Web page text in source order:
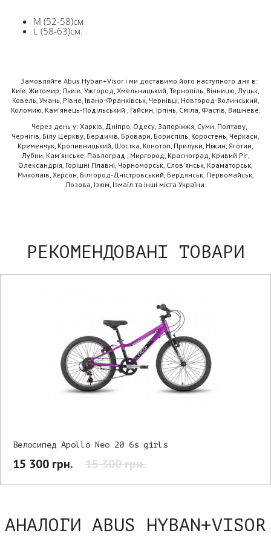
М (52-58)cм
L (58-63)см.
Замовляйте Abus Hyban+Visor і ми доставимо його наступного дня в:
Київ, Житомир, Львів, Ужгород, Хмельницький, Тернопіль, Вінницю, Луцьк,
Ковель, Умань, Рівне, Івано-Франківськ, Чернівці, Новгород-Волинський,
Коломию, Кам'янець-Подільський , Гайсин, Ірпінь, Сміла, Фастів, Вишневе.
Через день у: Харків, Дніпро, Одесу, Запоріжжя, Суми, Полтаву,
Чернігів, Білу Церкву, Бердичів, Бровари, Бориспіль, Коростень, Черкаси,
Кременчук, Кропивницький, Шостка, Конотоп, Прилуки, Ніжин, Яготин,
Лубни, Кам'янське, Павлоград , Миргород, Красноград, Кривий Ріг,
Олександрія, Горішні Плавні, Чорноморськ, Слов'янськ, Краматорськ,
Миколаїв, Херсон, Білгород-Дністровський, Бердянськ, Первомайськ,
Лозова, Ізюм, Ізмаїл та інші міста України.
РЕКОМЕНДОВАНІ ТОВАРИ
Велосипед Apollo Neo 20 6s girls
15 300 грн. 15 300 грн.
АНАЛОГИ ABUS HYBAN+VISOR